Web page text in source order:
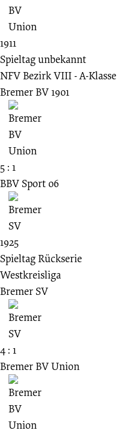
1911
Spieltag unbekannt
NFV Bezirk VIII - A-Klasse
Bremer BV 1901
5 : 1
BBV Sport 06
1925
Spieltag Rückserie
Westkreisliga
Bremer SV
4 : 1
Bremer BV Union